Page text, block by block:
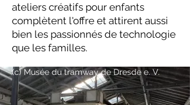
ateliers créatifs pour enfants
complètent l'offre et attirent aussi
bien les passionnés de technologie
que les familles.
(c)Musée du tramway de Dresde e. V.